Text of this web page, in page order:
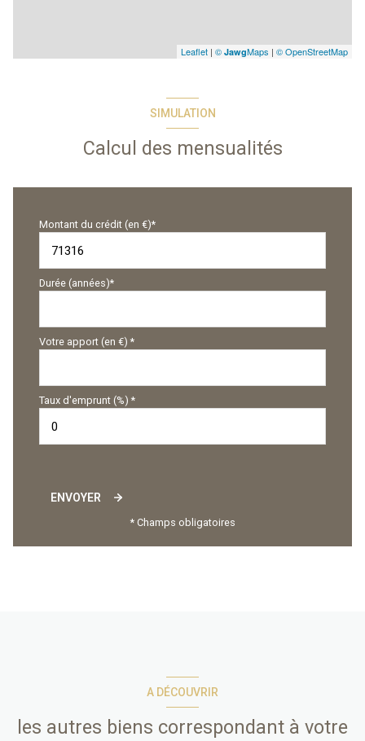
Leaflet | © JawgMaps | © OpenStreetMap
SIMULATION
Calcul des mensualités
Montant du crédit (en €)*
Durée (années)*
Votre apport (en €) *
Taux d'emprunt (%) *
ENVOYER
* Champs obligatoires
A DÉCOUVRIR
les autres biens correspondant à votre